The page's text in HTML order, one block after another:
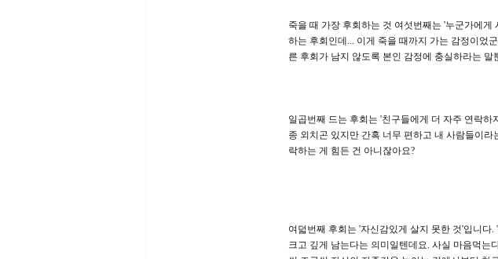
죽을 때 가장 후회하는 것 여섯번째는 '누군가에게
하는 후회인데... 이게 죽을 때까지 가는 감정이었
른 후회가 남지 않도록 본인 감정에 충실하라는 말
일곱번째 드는 후회는 '친구들에게 더 자주 연락
종 외치곤 있지만 간혹 너무 편하고 내 사람들이
락하는 게 힘든 건 아니잖아요?
여덟번째 후회는 '자신감있게 살지 못한 것'입니
크고 깊게 남는다는 의미일텐데요. 사실 마음먹는